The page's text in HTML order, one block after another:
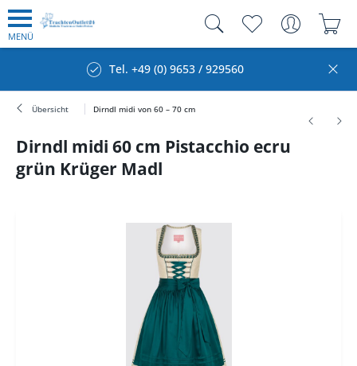
MENÜ
Tel. +49 (0) 9653 / 929560
Übersicht Dirndl midi von 60 – 70 cm
Dirndl midi 60 cm Pistacchio ecru
grün Krüger Madl